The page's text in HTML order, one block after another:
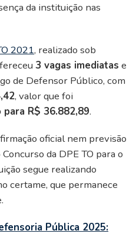
da instituição nas
2021, realizado sob
3 vagas imediatas e
de Defensor Público, com
, valor que foi
R$ 36.882,89.
oficial nem previsão
da DPE TO para o
segue realizando
certame, que permanece
Pública 2025: